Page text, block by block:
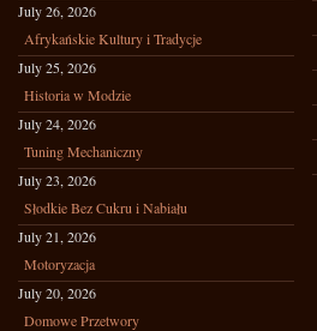
July 26, 2026
Afrykańskie Kultury i Tradycje
July 25, 2026
Historia w Modzie
July 24, 2026
Tuning Mechaniczny
July 23, 2026
Słodkie Bez Cukru i Nabiału
July 21, 2026
Motoryzacja
July 20, 2026
Domowe Przetwory